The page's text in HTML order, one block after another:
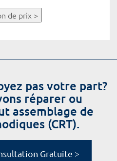
de prix >
pas votre part?
réparer ou
assemblage de
(CRT).
Gratuite >